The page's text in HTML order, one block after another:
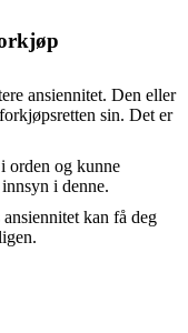
ansiennitet. Den eller
sin. Det er
orden og kunne
i denne.
kan få deg